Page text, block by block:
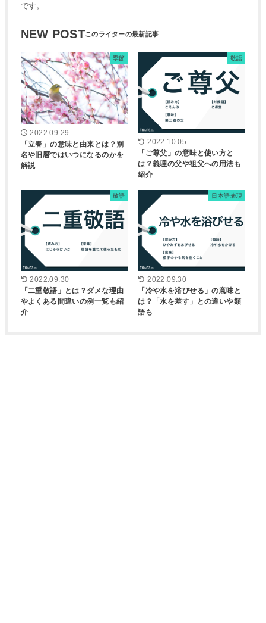
です。
NEW POST
季節
2022.09.29
「立春」の意味と由来とは？別
名や旧暦ではいつになるのかを
解説
敬語
2022.10.05
「ご尊父」の意味と使い方と
は？義理の父や祖父への用法も
紹介
敬語
2022.09.30
「二重敬語」とは？ダメな理由
やよくある間違いの例一覧も紹
介
日本語表現
2022.09.30
「冷や水を浴びせる」の意味と
は？「水を差す」との違いや類
語も